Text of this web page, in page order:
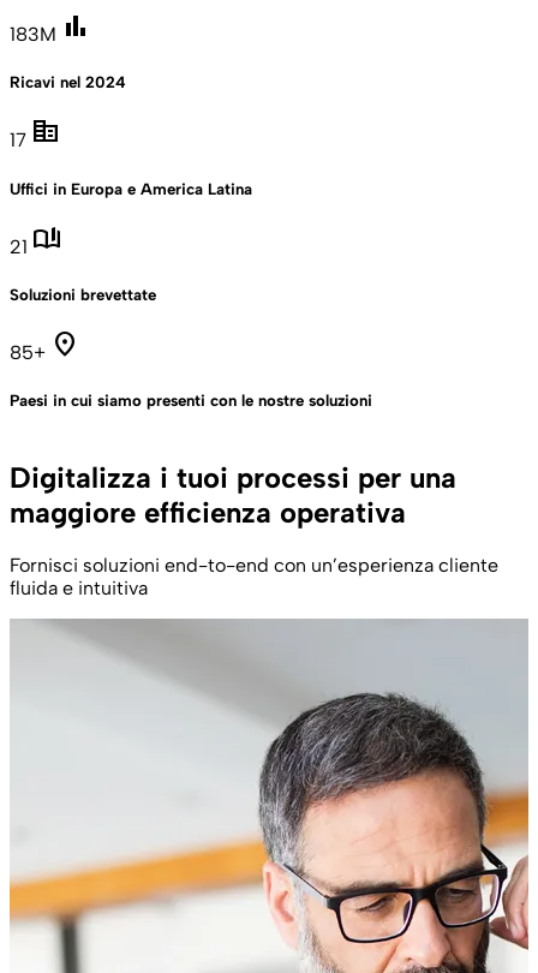
183M bar_chart
Ricavi nel 2024
17 corporate_fare
Uffici in Europa e America Latina
21 book_ribbon
Soluzioni brevettate
85+ location_on
Paesi in cui siamo presenti con le nostre soluzioni
Digitalizza i tuoi processi per una
maggiore efficienza operativa
Fornisci soluzioni end-to-end con un’esperienza cliente
fluida e intuitiva